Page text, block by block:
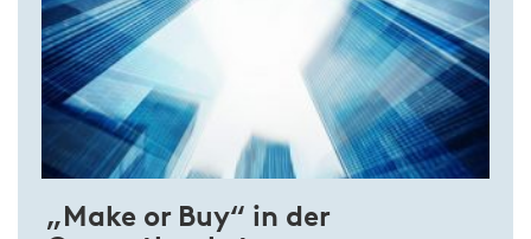
„Make or Buy“ in der